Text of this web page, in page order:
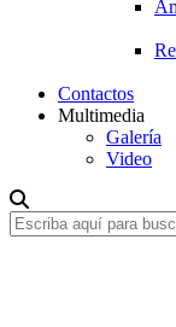
Contactos
Multimedia
Galería
Video